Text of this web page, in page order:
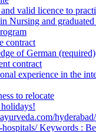
valid licence to
Nursing and
contract
of German (required)
contract
experience in the
to relocate
hospitals/ Keywords :